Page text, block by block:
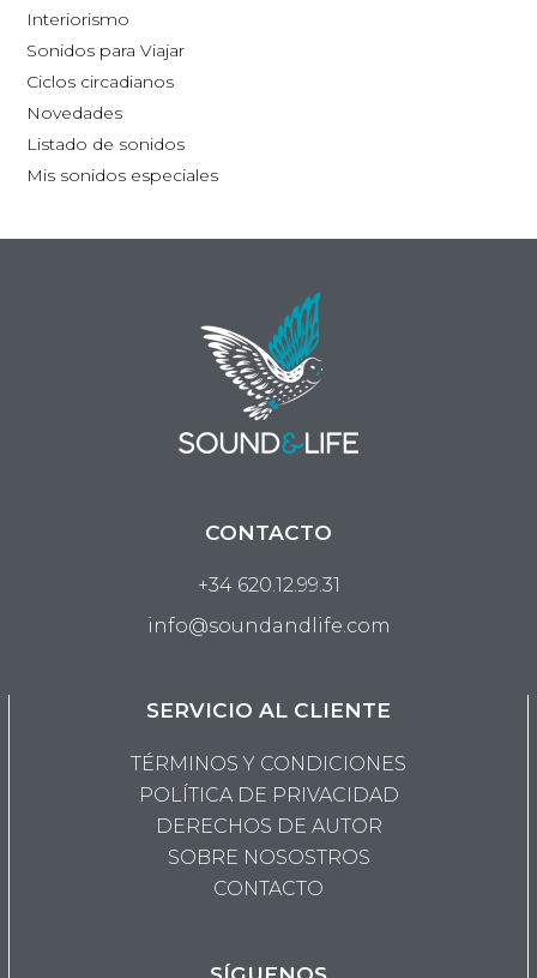
Interiorismo
Sonidos para Viajar
Ciclos circadianos
Novedades
Listado de sonidos
Mis sonidos especiales
CONTACTO
+34 620.12.99.31
info@soundandlife.com
SERVICIO AL CLIENTE
TÉRMINOS Y CONDICIONES
POLÍTICA DE PRIVACIDAD
DERECHOS DE AUTOR
SOBRE NOSOSTROS
CONTACTO